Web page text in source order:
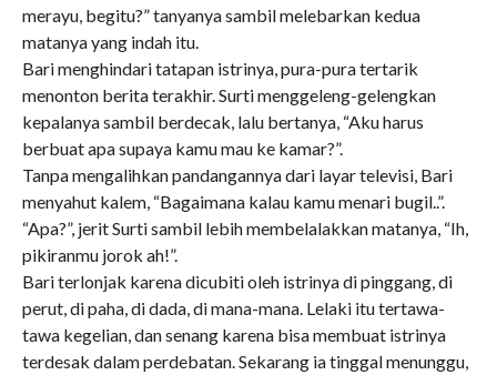
merayu, begitu?” tanyanya sambil melebarkan kedua
matanya yang indah itu.
Bari menghindari tatapan istrinya, pura-pura tertarik
menonton berita terakhir. Surti menggeleng-gelengkan
kepalanya sambil berdecak, lalu bertanya, “Aku harus
berbuat apa supaya kamu mau ke kamar?”.
Tanpa mengalihkan pandangannya dari layar televisi, Bari
menyahut kalem, “Bagaimana kalau kamu menari bugil..”.
“Apa?”, jerit Surti sambil lebih membelalakkan matanya, “Ih,
pikiranmu jorok ah!”.
Bari terlonjak karena dicubiti oleh istrinya di pinggang, di
perut, di paha, di dada, di mana-mana. Lelaki itu tertawa-
tawa kegelian, dan senang karena bisa membuat istrinya
terdesak dalam perdebatan. Sekarang ia tinggal menunggu,